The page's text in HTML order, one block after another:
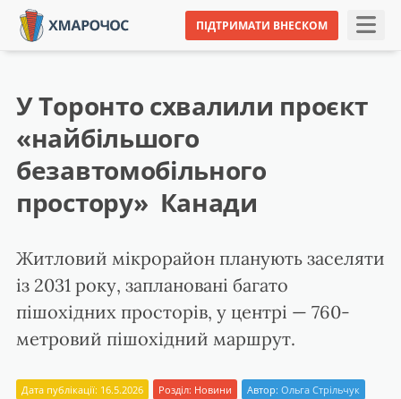
ПІДТРИМАТИ ВНЕСКОМ
У Торонто схвалили проєкт
«найбільшого
безавтомобільного
простору» Канади
Житловий мікрорайон планують заселяти
із 2031 року, заплановані багато
пішохідних просторів, у центрі — 760-
метровий пішохідний маршрут.
Дата публікації: 16.5.2026 Розділ: Новини Автор: Ольга Стрільчук